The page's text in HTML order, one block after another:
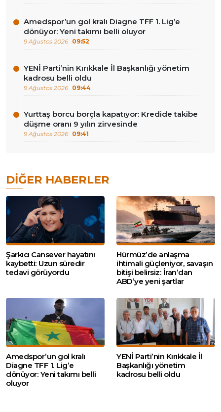
Amedspor’un gol kralı Diagne TFF 1. Lig’e
dönüyor: Yeni takımı belli oluyor
9 Ağustos 2026 09:52
YENİ Parti’nin Kırıkkale İl Başkanlığı yönetim
kadrosu belli oldu
9 Ağustos 2026 09:44
Yurttaş borcu borçla kapatıyor: Kredide takibe
düşme oranı 9 yılın zirvesinde
9 Ağustos 2026 09:41
DIĞER HABERLER
Şarkıcı Cansever hayatını
kaybetti: Uzun süredir
tedavi görüyordu
Hürmüz’de anlaşma
ihtimali güçleniyor, savaşın
bitişi belirsiz: İran’dan
ABD’ye yeni şartlar
Amedspor’un gol kralı
Diagne TFF 1. Lig’e
dönüyor: Yeni takımı belli
oluyor
YENİ Parti’nin Kırıkkale İl
Başkanlığı yönetim
kadrosu belli oldu